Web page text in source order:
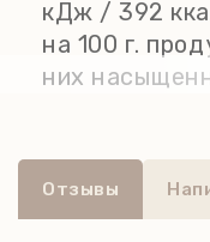
кДж / 392
на 100 г.
них
Хранить в
Отзывы